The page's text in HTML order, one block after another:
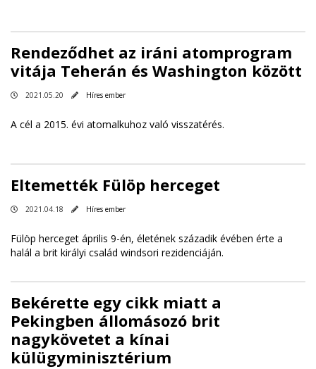
Rendeződhet az iráni atomprogram
vitája Teherán és Washington között
2021.05.20 Híres ember
A cél a 2015. évi atomalkuhoz való visszatérés.
Eltemették Fülöp herceget
2021.04.18 Híres ember
Fülöp herceget április 9-én, életének századik évében érte a
halál a brit királyi család windsori rezidenciáján.
Bekérette egy cikk miatt a
Pekingben állomásozó brit
nagykövetet a kínai
külügyminisztérium